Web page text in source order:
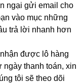
ngại gửi email cho
vào mục những
trả lời nhanh hơn
được lô hàng
ngày thanh toán, xin
tôi sẽ theo dõi